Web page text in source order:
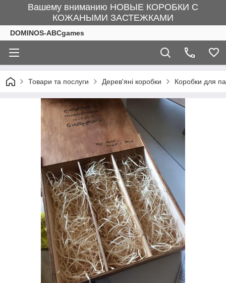
Вашему вниманию НОВЫЕ КОРОБКИ С
КОЖАНЫМИ ЗАСТЕЖКАМИ
DOMINOS-ABCgames
Товари та послуги Дерев'яні коробки Коробки для